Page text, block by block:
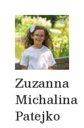
Zuzanna
Michalina
Patejko